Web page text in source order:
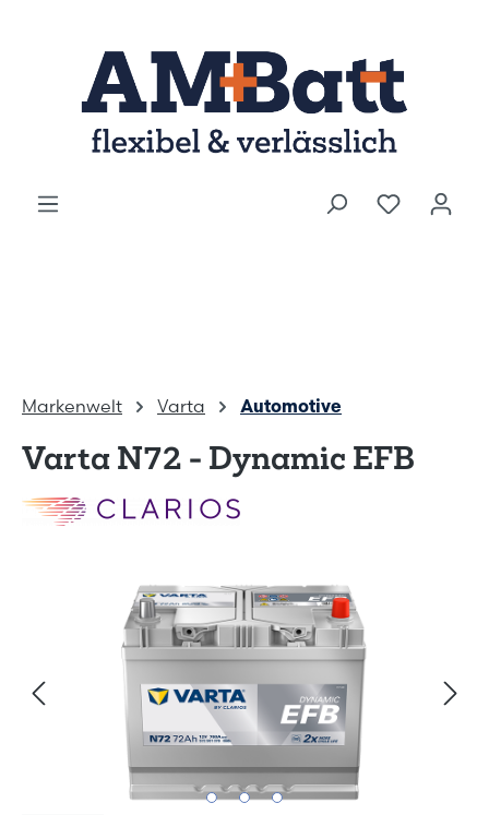
Markenwelt Varta Automotive
Varta N72 - Dynamic EFB
Bildergalerie überspringen